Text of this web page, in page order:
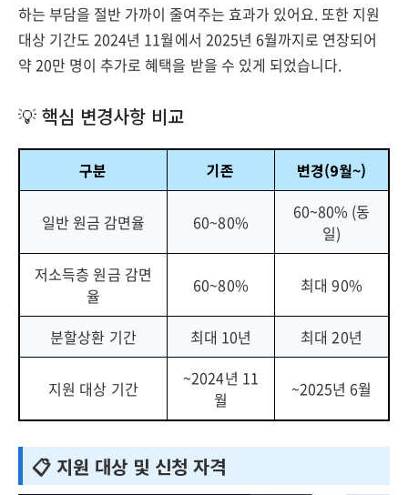
하는 부담을 절반 가까이 줄여주는 효과가 있어요. 또한 지원
대상 기간도 2024년 11월에서 2025년 6월까지로 연장되어
약 20만 명이 추가로 혜택을 받을 수 있게 되었습니다.
💡 핵심 변경사항 비교
구분 기존 변경(9월~)
일반 원금 감면율 60~80%
60~80% (동
일)
저소득층 원금 감면
율
60~80% 최대 90%
분할상환 기간 최대 10년 최대 20년
지원 대상 기간
~2024년 11
월
~2025년 6월
📋 지원 대상 및 신청 자격